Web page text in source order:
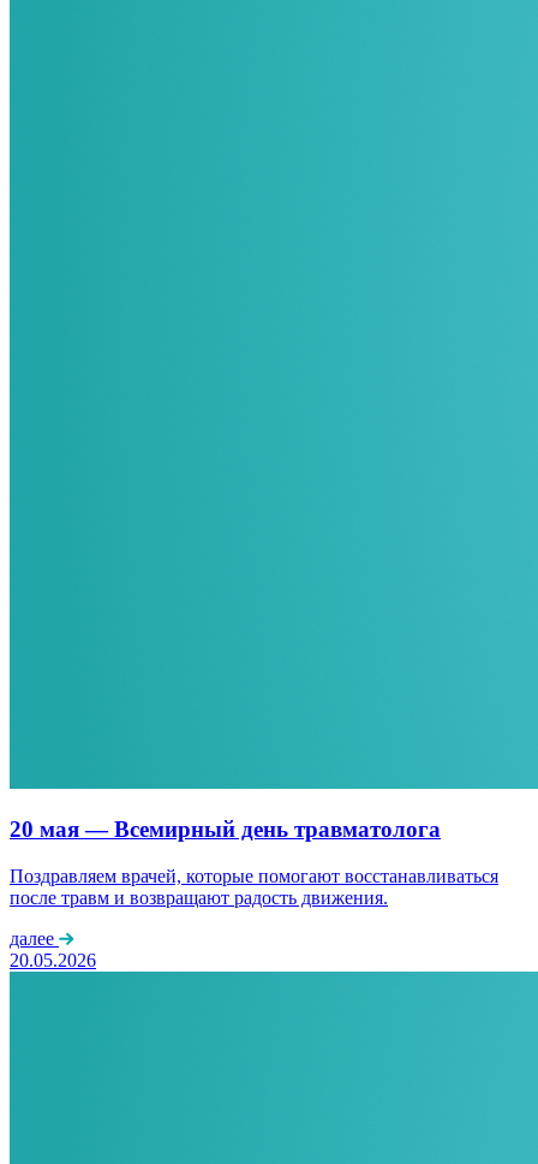
20 мая — Всемирный день травматолога
Поздравляем врачей, которые помогают восстанавливаться
после травм и возвращают радость движения.
далее
20.05.2026